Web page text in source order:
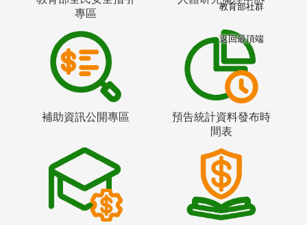
專區
補助資訊公開專區
預告統計資料發布時
間表
教育部社群
返回最頂端